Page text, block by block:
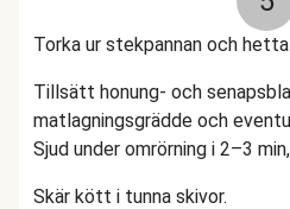
Torka ur stekpannan och
Tillsätt honung- och
matlagningsgrädde och
Sjud under omrörning i 2–3
Skär kött i tunna skivor.